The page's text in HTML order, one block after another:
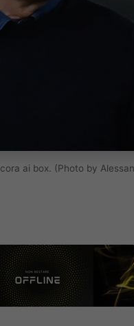
ai box. (Photo by